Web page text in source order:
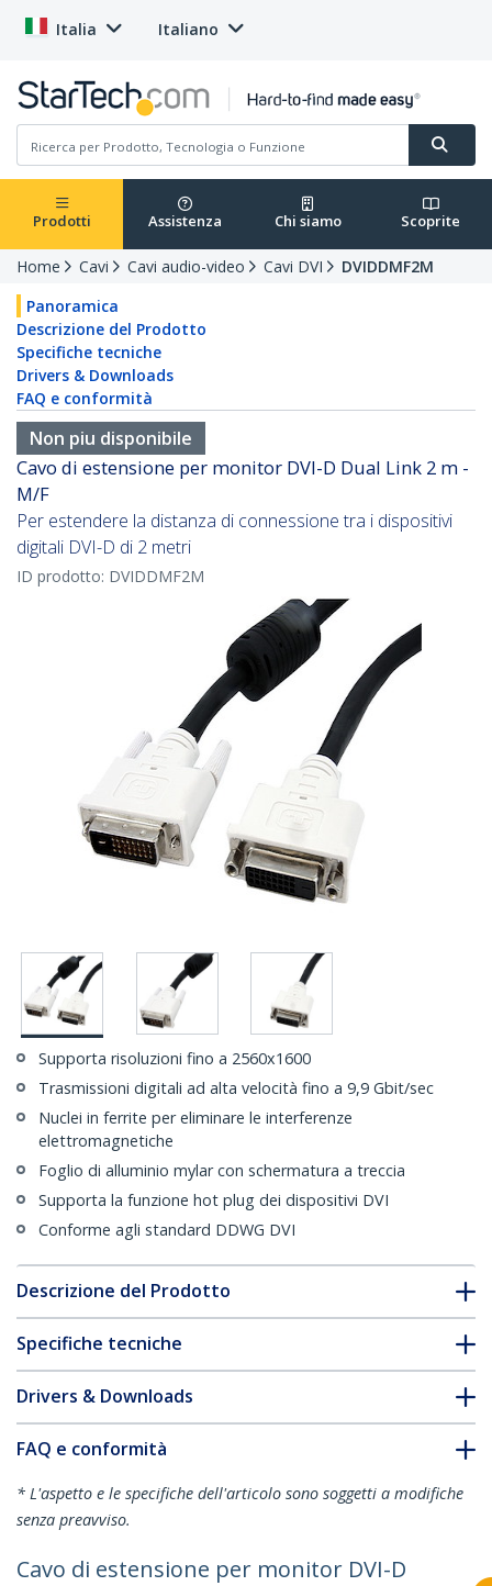
Italia Italiano
Prodotti Assistenza Chi siamo Scoprite
Home Cavi Cavi audio-video Cavi DVI
DVIDDMF2M
Panoramica
Descrizione del Prodotto
Specifiche tecniche
Drivers & Downloads
FAQ e conformità
Non piu disponibile
Cavo di estensione per monitor DVI-D Dual Link 2 m -
M/F
Per estendere la distanza di connessione tra i dispositivi
digitali DVI-D di 2 metri
ID prodotto: DVIDDMF2M
Supporta risoluzioni fino a 2560x1600
Trasmissioni digitali ad alta velocità fino a 9,9 Gbit/sec
Nuclei in ferrite per eliminare le interferenze
elettromagnetiche
Foglio di alluminio mylar con schermatura a treccia
Supporta la funzione hot plug dei dispositivi DVI
Conforme agli standard DDWG DVI
Descrizione del Prodotto
Specifiche tecniche
Drivers & Downloads
FAQ e conformità
* L'aspetto e le specifiche dell'articolo sono soggetti a modifiche
senza preavviso.
Cavo di estensione per monitor DVI-D